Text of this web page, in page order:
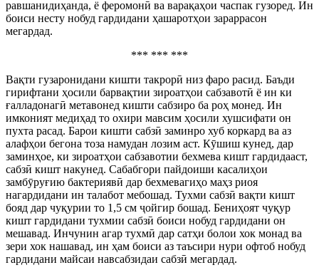
равшанидиҳанда, ё феромонӣ ва варақаҳои часпак гузоред. Ин
боиси несту нобуд гардидани ҳашаротҳои зараррасон
мегардад.
*** *** ***
Вақти гузаронидани кишти такрорӣ низ фаро расид. Баъди
гирифтани ҳосили барвақтии зироатҳои сабзавотӣ ё ин ки
ғалладонагӣ метавонед кишти сабзиро ба роҳ монед. Ин
имконият медиҳад то охири мавсим ҳосили хушсифати он
пухта расад. Барои кишти сабзӣ заминро хуб коркард ва аз
алафҳои бегона тоза намудан лозим аст. Кӯшиш кунед, дар
заминҳое, ки зироатҳои сабзавотии бехмева кишт гардидааст,
сабзӣ кишт накунед. Сабабгори пайдоиши касалиҳои
замбӯруғию бактериявӣ дар бехмевагиҳо маҳз риоя
нагардидани ин талабот мебошад. Тухми сабзӣ вақти кишт
бояд дар чуқурии то 1,5 см ҷойгир бошад. Бениҳоят чуқур
кишт гардидани тухмии сабзӣ боиси нобуд гардидани он
мешавад. Инчунин агар тухмӣ дар сатҳи болои хок монад ва
зери хок нашавад, ин ҳам боиси аз таъсири нури офтоб нобуд
гардидани майсаи навсабзидаи сабзӣ мегардад.